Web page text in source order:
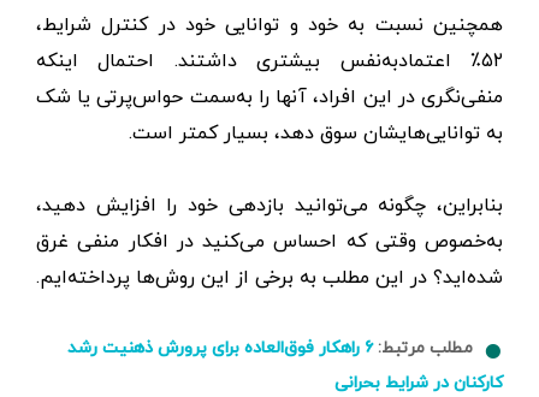
همچنین نسبت به خود و توانایی خود در کنترل شرایط،
۵۲٪ اعتماد‌به‌نفس بیشتری داشتند. احتمال اینکه
منفی‌نگری در این افراد، آنها را به‌سمت حواس‌پرتی یا شک
به توانایی‌هایشان سوق دهد، بسیار کمتر است.
بنابراین، چگونه می‌توانید بازدهی خود را افزایش دهید،
به‌خصوص وقتی که احساس می‌کنید در افکار منفی غرق
شده‌اید؟ در این مطلب به برخی از این روش‌ها پرداخته‌ایم.
مطلب مرتبط: ۶ راهکار فوق‌العاده برای پرورش ذهنیت رشد
کارکنان در شرایط بحرانی